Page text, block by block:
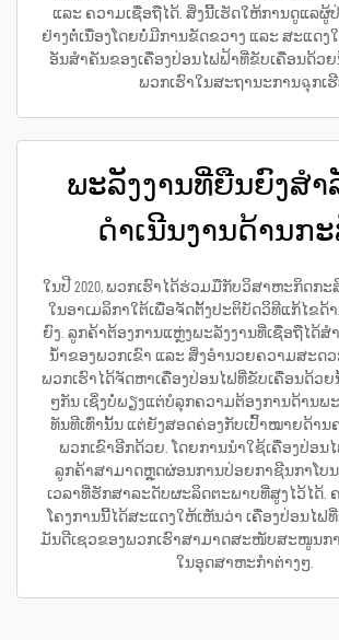
ແລະ ຄວາມເຊື່ອຖືໄດ້. ສິ່ງນີ້ເຮັດໃຫ້ການດູແລຜູ້
ຢ່າງຕໍ່ເນື່ອງໂດຍບໍ່ມີການຂັດຂວາງ ແລະ ສະແດງ
ອັນສຳຄັນຂອງເຄື່ອງປ່ອນໄຟຟ້າທີ່ຂັບເຄື່ອນດ້ວ
ພວກເຮົາໃນສະຖານະການฉຸກເຮີ
ພະລັງງານທີ່ຍືນຍົງສຳ
ດຳເນີນງານດ້ານກ
ໃນປີ 2020, ພວກເຮົາໄດ້ຮ່ວມມືກັບວິສາຫະກິດກ
ໃນອາເມລິກາໃຕ້ເພື່ອຈັດຕັ້ງປະຕິບັດວິທີແກ້ໄຂດ້
ຍົງ. ລູກຄ້າຕ້ອງການແຫຼ່ງພະລັງງານທີ່ເຊື່ອຖືໄດ້
ນ້ຳຂອງພວກເຂົາ ແລະ ສິ່ງອຳນວຍຄວາມສະດວ
ພວກເຮົາໄດ້ຈັດຫາເຄື່ອງປ່ອນໄຟທີ່ຂັບເຄື່ອນດ້ວຍ
ໆກັນ ເຊິ່ງບໍ່ພຽງແຕ່ບໍລຸກຄວາມຕ້ອງການດ້ານພ
ທັນທີເທົ່ານັ້ນ ແຕ່ຍັງສອດຄ່ອງກັບເປົ້າໝາຍດ້ານ
ພວກເຂົາອີກດ້ວຍ. ໂດຍການນຳໃຊ້ເຄື່ອງປ່ອນ
ລູກຄ້າສາມາດຫຼຸດຜ່ອນການປ່ອຍກາຊີນກາໂບນ
ເວລາທີ່ຮັກສາລະດັບຜະລິດຕະພາບທີ່ສູງໄວ້ໄດ້.
ໂຄງການນີ້ໄດ້ສະແດງໃຫ້ເຫັນວ່າ ເຄື່ອງປ່ອນໄຟ
ມັນດີເຊວຂອງພວກເຮົາສາມາດສະໜັບສະໜູນກ
ໃນອຸດສາຫະກຳຕ່າງໆ.